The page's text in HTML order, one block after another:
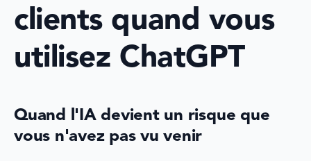
clients quand vous
utilisez ChatGPT
Quand l'IA devient un risque que
vous n'avez pas vu venir